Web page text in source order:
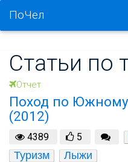
ПоЧел
Статьи по
Отчет
Поход по Южному
(2012)
4389 5
Туризм
Лыжи